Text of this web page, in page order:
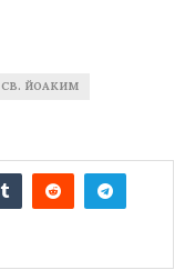
СВ. ЙОАКИМ